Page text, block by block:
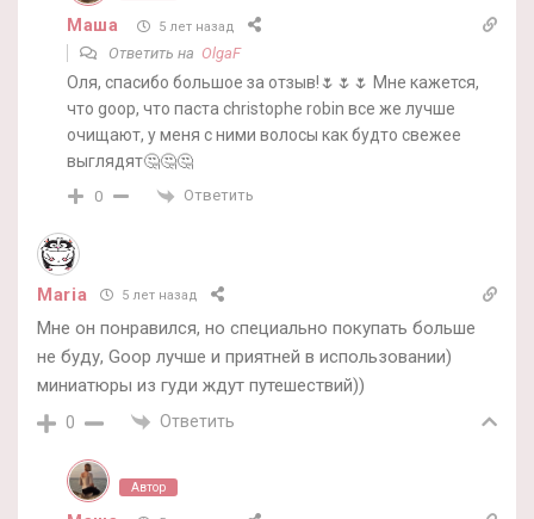
Маша 5 лет назад
Ответить на OlgaF
Оля, спасибо большое за отзыв!🌷🌷🌷 Мне кажется,
что goop, что паста christophe robin все же лучше
очищают, у меня с ними волосы как будто свежее
выглядят🤔🤔🤔
0 Ответить
Maria 5 лет назад
Мне он понравился, но специально покупать больше
не буду, Goop лучше и приятней в использовании)
миниатюры из гуди ждут путешествий))
0 Ответить
Автор